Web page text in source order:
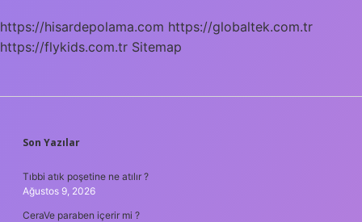
https://hisardepolama.com https://globaltek.com.tr
https://flykids.com.tr Sitemap
SIDEBAR
Son Yazılar
Tıbbi atık poşetine ne atılır ?
Ağustos 9, 2026
CeraVe paraben içerir mi ?